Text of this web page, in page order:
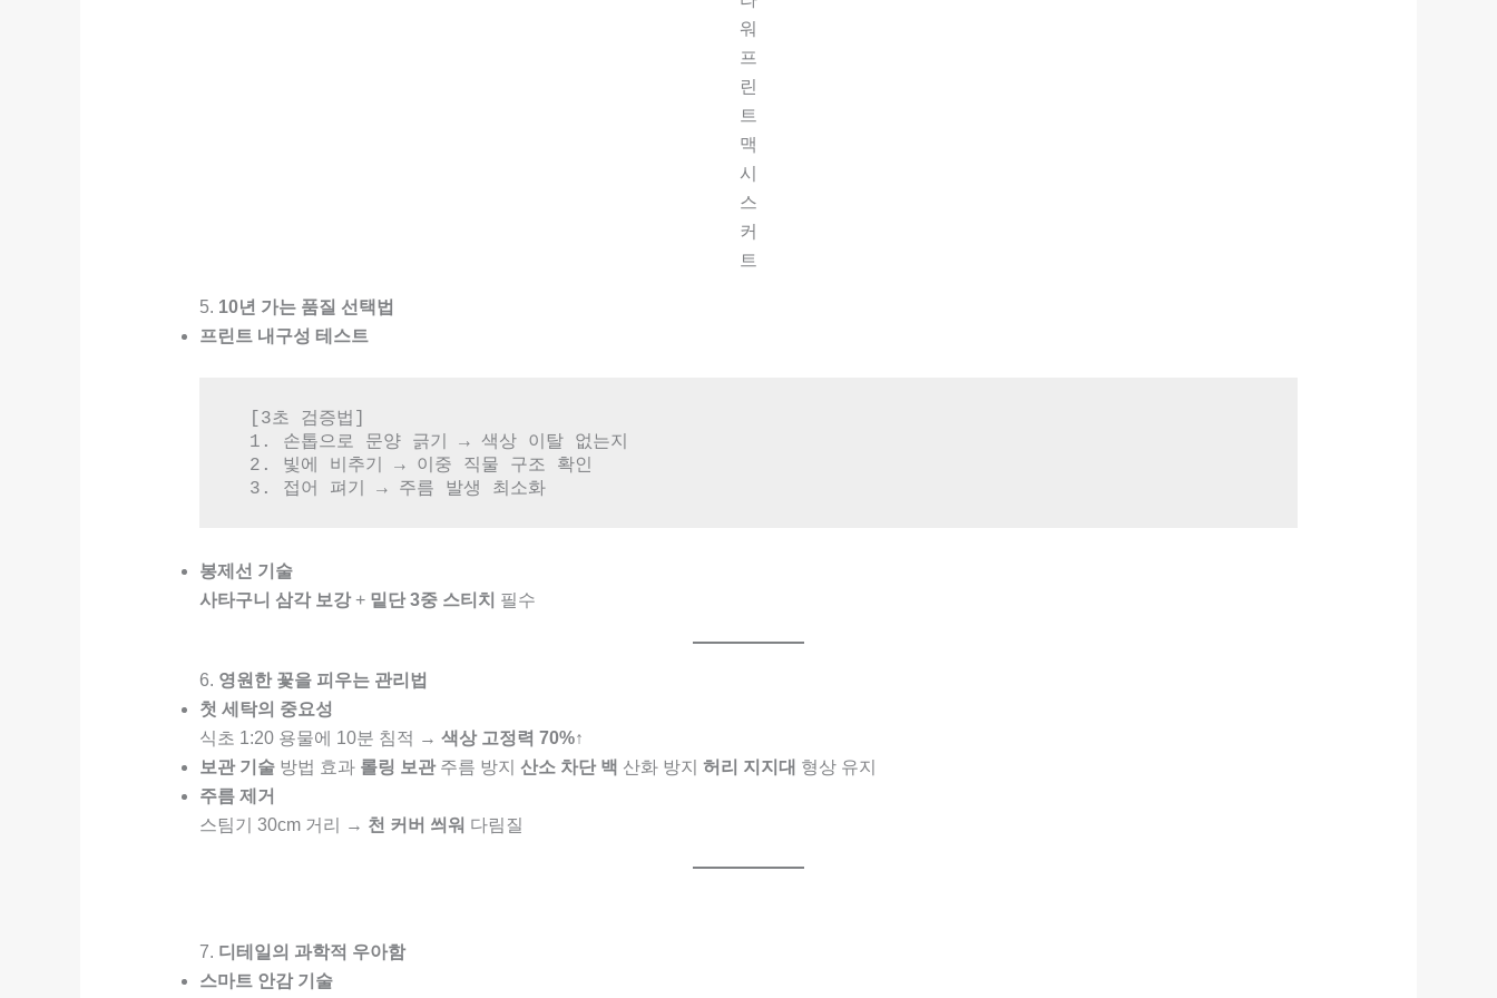
워
프
린
트
맥
시
스
커
트
5. 10년 가는 품질 선택법
프린트 내구성 테스트
  3. 접어 펴기 → 주름 발생 최소화
봉제선 기술
사타구니 삼각 보강+ 밑단 3중 스티치 필수
6. 영원한 꽃을 피우는 관리법
첫 세탁의 중요성
식초 1:20 용물에 10분 침적 → 색상 고정력 70%↑
보관 기술방법 효과 롤링 보관주름 방지 산소 차단 백 산화 방지 허리 지지대 형상 유지
주름 제거
스팀기 30cm 거리 → 천 커버 씌워 다림질
7. 디테일의 과학적 우아함
스마트 안감 기술